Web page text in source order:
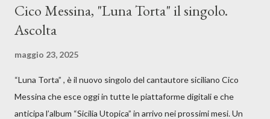
Cico Messina, "Luna Torta" il singolo.
Ascolta
maggio 23, 2025
“Luna Torta” , è il nuovo singolo del cantautore siciliano Cico
Messina che esce oggi in tutte le piattaforme digitali e che
anticipa l’album “Sicilia Utopica” in arrivo nei prossimi mesi. Un